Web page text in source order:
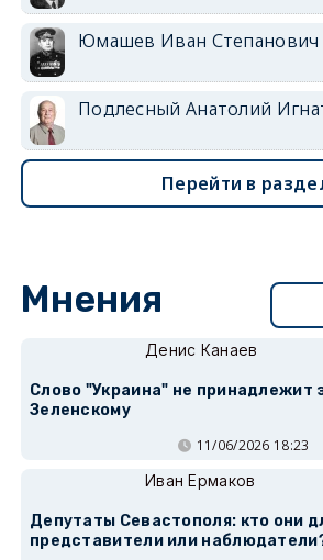
Юмашев Иван Степанович
Подлесный Анатолий
Перейти в
Мнения
Денис Канаев
Слово "Украина" не принадлежит
Зеленскому
11/06/2026 18:23
Иван Ермаков
Депутаты Севастополя: кто они
представители или